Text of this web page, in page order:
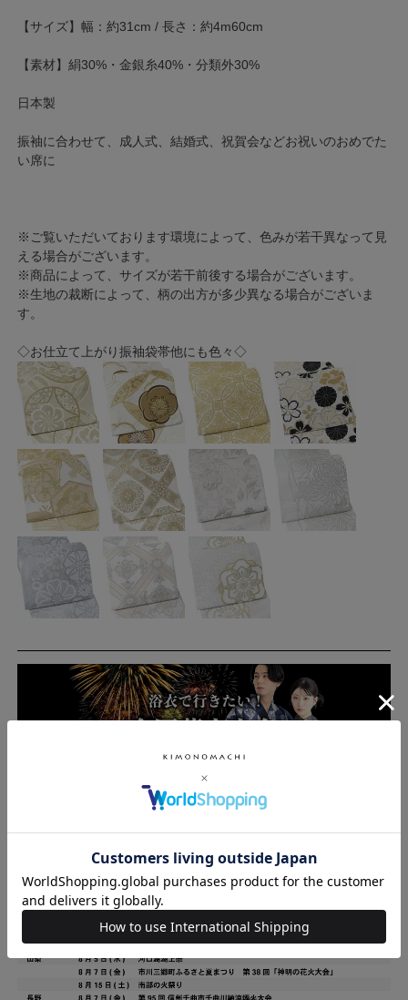
【サイズ】幅：約31cm / 長さ：約4m60cm
【素材】絹30%・金銀糸40%・分類外30%
日本製
振袖に合わせて、成人式、結婚式、祝賀会などお祝いのおめでた
い席に
※ご覧いただいております環境によって、色みが若干異なって見
える場合がございます。
※商品によって、サイズが若干前後する場合がございます。
※生地の裁断によって、柄の出方が多少異なる場合がございま
す。
◇お仕立て上がり振袖袋帯他にも色々◇